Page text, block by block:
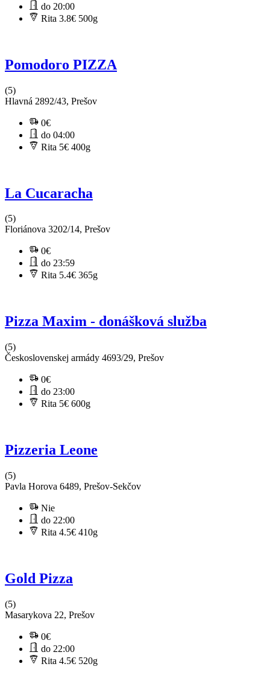
do 20:00
Rita 3.8€ 500g
Pomodoro PIZZA
(5)
Hlavná 2892/43, Prešov
0€
do 04:00
Rita 5€ 400g
La Cucaracha
(5)
Floriánova 3202/14, Prešov
0€
do 23:59
Rita 5.4€ 365g
Pizza Maxim - donášková služba
(5)
Československej armády 4693/29, Prešov
0€
do 23:00
Rita 5€ 600g
Pizzeria Leone
(5)
Pavla Horova 6489, Prešov-Sekčov
Nie
do 22:00
Rita 4.5€ 410g
Gold Pizza
(5)
Masarykova 22, Prešov
0€
do 22:00
Rita 4.5€ 520g